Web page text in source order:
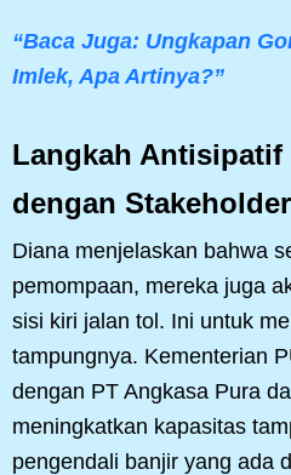
“Baca Juga: Ungkapan
Imlek, Apa Artinya?”
Langkah Antisipatif
dengan Stakeholder
Diana menjelaskan bahwa
pemompaan, mereka juga
sisi kiri jalan tol. Ini untuk
tampungnya. Kementerian
dengan PT Angkasa Pura
meningkatkan kapasitas
pengendali banjir yang ada